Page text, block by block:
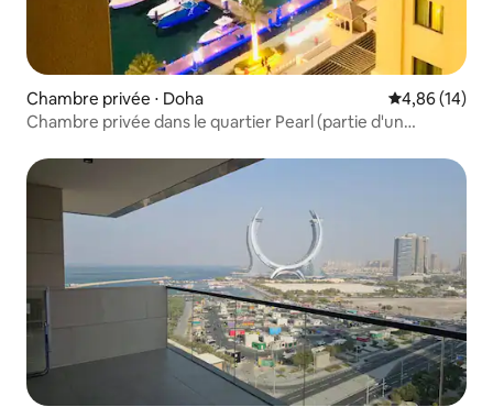
Chambre privée ⋅ Doha Évaluation
4,86 (14)
Chambre privée dans le quartier Pearl (partie d'un